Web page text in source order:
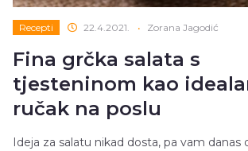
Recepti 22.4.2021. • Zorana Jagodić
Fina grčka salata s
tjesteninom kao
ručak na poslu
Ideja za salatu nikad dosta, pa vam